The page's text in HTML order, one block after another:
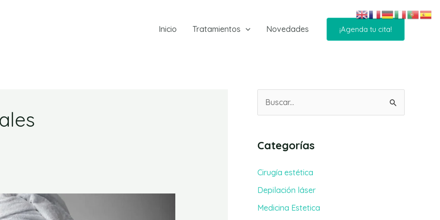
Inicio Tratamientos Novedades ¡Agenda tu cita!
c
a
Categorías
Cirugía estética
Depilación láser
Medicina Estetica